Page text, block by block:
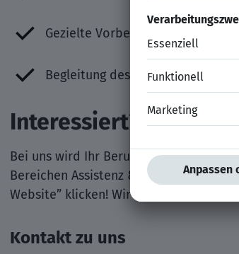
Gezielte Vorbereitung auf
Begleitung des gesamten
Interessiert?
Bei uns wird Ihr Berufsweg zum
Bereichen Assistenz & Sekretariat,
Website” klicken! Wir freuen uns über
Kontakt zu uns